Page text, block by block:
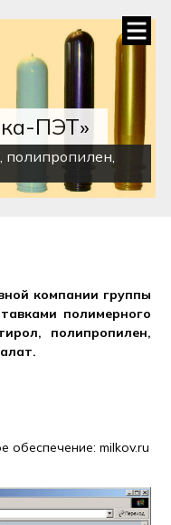
ПЭТ»
полипропилен,
компании группы
полимерного
полипропилен,
обеспечение: milkov.ru